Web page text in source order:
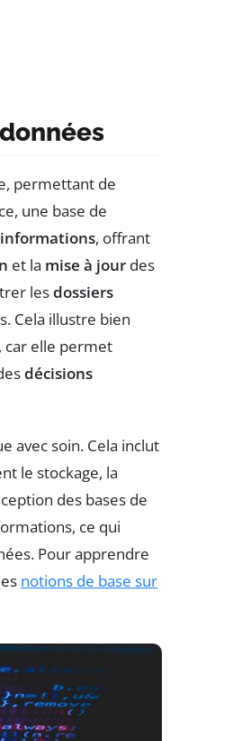
permettant de
une base de
, offrant
et la mise à jour des
lesdossiers
Cela illustre bien
car elle permet
décisions
avec soin. Cela inclut
le stockage, la
des bases de
ce qui
Pour apprendre
notions de base sur